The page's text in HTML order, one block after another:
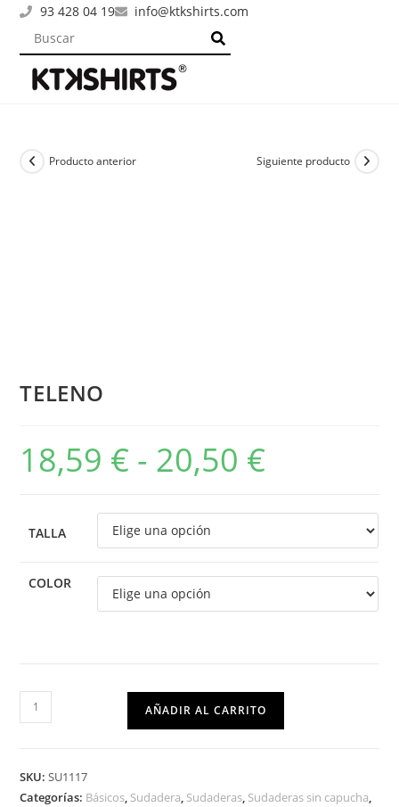
93 428 04 19 info@ktkshirts.com
Producto anterior Siguiente producto
TELENO
18,59 € - 20,50 €
TALLA
COLOR
AÑADIR AL CARRITO
SKU:SU1117
Categorías: Básicos, Sudadera, Sudaderas, Sudaderas sin capucha,